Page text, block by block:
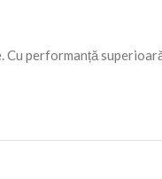
performanță